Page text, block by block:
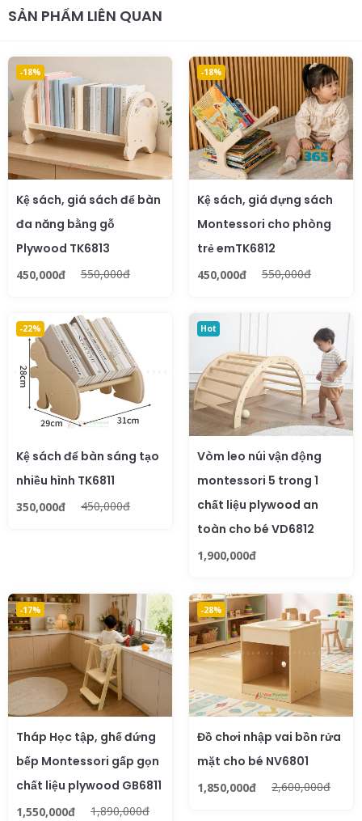
SẢN PHẨM LIÊN QUAN
-18%
Kệ sách, giá sách để bàn
đa năng bằng gỗ
Plywood TK6813
450,000đ 550,000đ
-18%
Kệ sách, giá đựng sách
Montessori cho phòng
trẻ emTK6812
450,000đ 550,000đ
-22%
Kệ sách để bàn sáng tạo
nhiều hình TK6811
350,000đ 450,000đ
Hot
Vòm leo núi vận động
montessori 5 trong 1
chất liệu plywood an
toàn cho bé VD6812
1,900,000đ
-17%
Tháp Học tập, ghế đứng
bếp Montessori gấp gọn
chất liệu plywood GB6811
1,550,000đ 1,890,000đ
-28%
Đồ chơi nhập vai bồn rửa
mặt cho bé NV6801
1,850,000đ 2,600,000đ